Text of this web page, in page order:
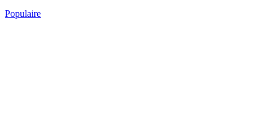
Populaire